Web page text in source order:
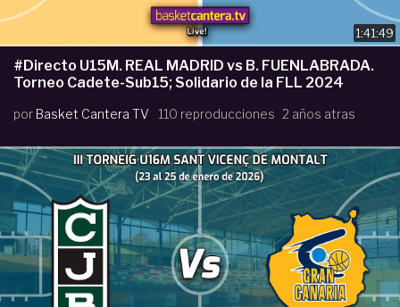
1:41:49
#Directo U15M. REAL MADRID vs B. FUENLABRADA.
Torneo Cadete-Sub15; Solidario de la FLL 2024
por Basket Cantera TV 110 reproducciones 2 años atras